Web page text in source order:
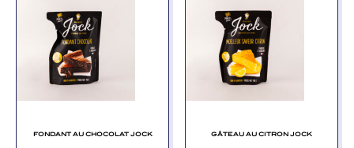
FONDANT AU CHOCOLAT JOCK GÂTEAU AU CITRON JOCK